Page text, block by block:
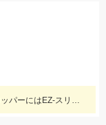
鉛スッテにはコロコロスッテ２０号、ドロッパーにはEZ-スリム、スイスイドロッパーをメインに使用しました。